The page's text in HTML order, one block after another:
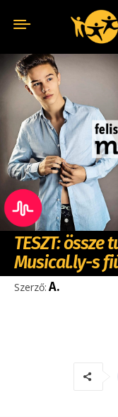
TESZT:
Musical.ly-s
Szerző: A.